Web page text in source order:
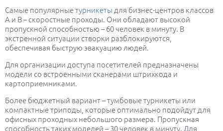
Самые популярныетурникеты для бизнес-центров классов
A и B – скоростные проходы. Они обладают высокой
пропускной способностью – 60 человек в минуту. В
экстренной ситуации створки разблокируются,
обеспечивая быструю эвакуацию людей.
Для организации доступа посетителей предназначены
модели со встроенными сканерами штрихкода и
картоприемниками.
Более бюджетный вариант – тумбовые турникеты или
компактные триподы, которые оптимально подойдут для
офисных проходных небольшого размера. Пропускная
способность таких моделей – 30 человек в минуту. Для